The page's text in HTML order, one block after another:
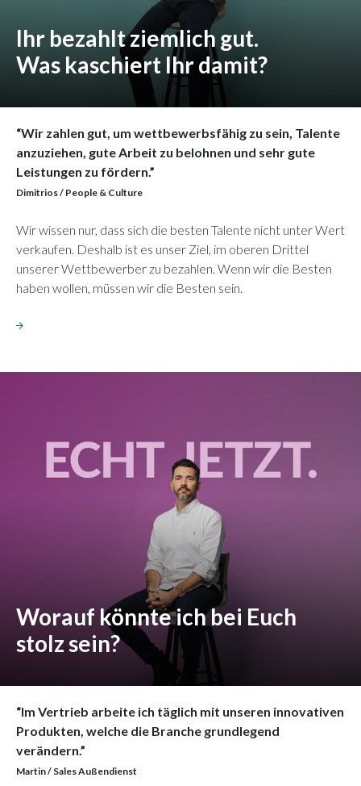
Ihr bezahlt ziemlich gut.
Was kaschiert Ihr damit?
“Wir zahlen gut, um wettbewerbsfähig zu sein, Talente
anzuziehen, gute Arbeit zu belohnen und sehr gute
Leistungen zu fördern.”
Dimitrios / People & Culture
Wir wissen nur, dass sich die besten Talente nicht unter Wert
verkaufen. Deshalb ist es unser Ziel, im oberen Drittel
unserer Wettbewerber zu bezahlen. Wenn wir die Besten
haben wollen, müssen wir die Besten sein.
Worauf könnte ich bei Euch
stolz sein?
“Im Vertrieb arbeite ich täglich mit unseren innovativen
Produkten, welche die Branche grundlegend
verändern.”
Martin / Sales Außendienst